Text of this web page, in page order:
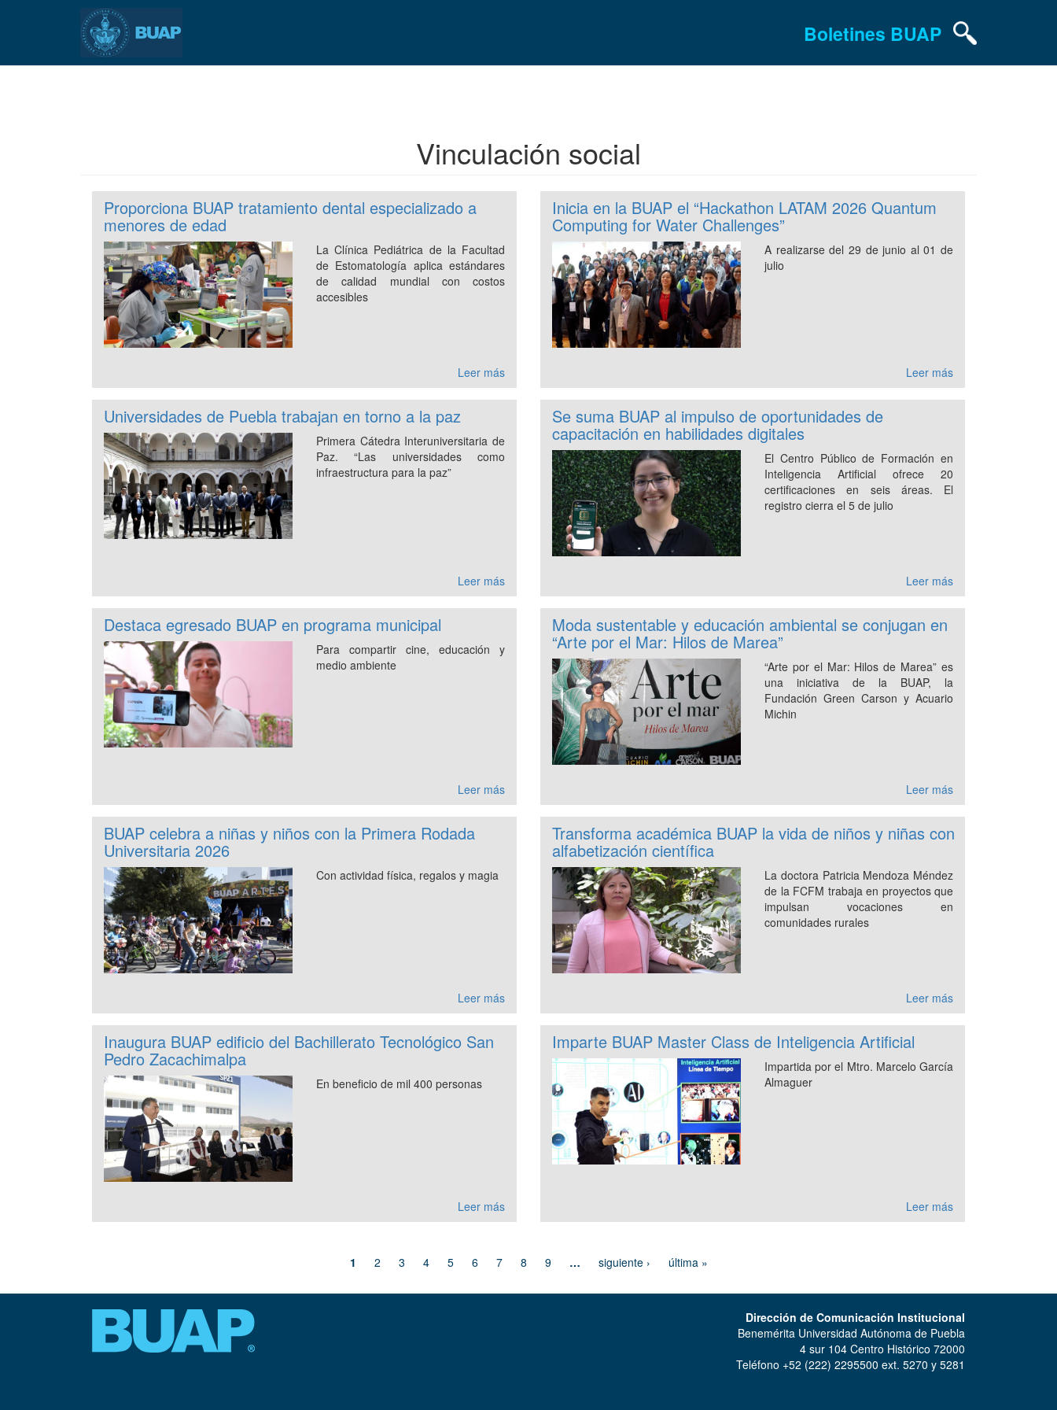
Boletines BUAP
Vinculación social
Proporciona BUAP tratamiento dental especializado a
menores de edad
La Clínica Pediátrica de la Facultad
de Estomatología aplica estándares
de calidad mundial con costos
accesibles
Leer más
Inicia en la BUAP el “Hackathon LATAM 2026 Quantum
Computing for Water Challenges”
A realizarse del 29 de junio al 01 de
julio
Leer más
Universidades de Puebla trabajan en torno a la paz
Primera Cátedra Interuniversitaria de
Paz. “Las universidades como
infraestructura para la paz”
Leer más
Se suma BUAP al impulso de oportunidades de
capacitación en habilidades digitales
El Centro Público de Formación en
Inteligencia Artificial ofrece 20
certificaciones en seis áreas. El
registro cierra el 5 de julio
Leer más
Destaca egresado BUAP en programa municipal
Para compartir cine, educación y
medio ambiente
Leer más
Moda sustentable y educación ambiental se conjugan en
“Arte por el Mar: Hilos de Marea”
“Arte por el Mar: Hilos de Marea” es
una iniciativa de la BUAP, la
Fundación Green Carson y Acuario
Michin
Leer más
BUAP celebra a niñas y niños con la Primera Rodada
Universitaria 2026
Con actividad física, regalos y magia
Leer más
Transforma académica BUAP la vida de niños y niñas con
alfabetización científica
La doctora Patricia Mendoza Méndez
de la FCFM trabaja en proyectos que
impulsan vocaciones en
comunidades rurales
Leer más
Inaugura BUAP edificio del Bachillerato Tecnológico San
Pedro Zacachimalpa
En beneficio de mil 400 personas
Leer más
Imparte BUAP Master Class de Inteligencia Artificial
Impartida por el Mtro. Marcelo García
Almaguer
Leer más
1 2 3 4 5 6 7 8 9 … siguiente › última »
Dirección de Comunicación Institucional
Benemérita Universidad Autónoma de Puebla
4 sur 104 Centro Histórico 72000
Teléfono +52 (222) 2295500 ext. 5270 y 5281